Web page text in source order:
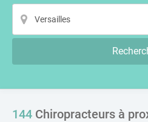
144 Chiropracteurs à